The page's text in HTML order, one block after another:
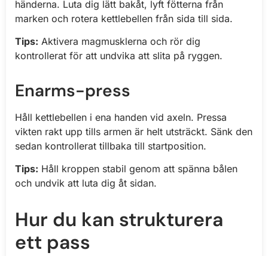
händerna. Luta dig lätt bakåt, lyft fötterna från
marken och rotera kettlebellen från sida till sida.
Tips: Aktivera magmusklerna och rör dig
kontrollerat för att undvika att slita på ryggen.
Enarms-press
Håll kettlebellen i ena handen vid axeln. Pressa
vikten rakt upp tills armen är helt utsträckt. Sänk den
sedan kontrollerat tillbaka till startposition.
Tips: Håll kroppen stabil genom att spänna bålen
och undvik att luta dig åt sidan.
Hur du kan strukturera
ett pass